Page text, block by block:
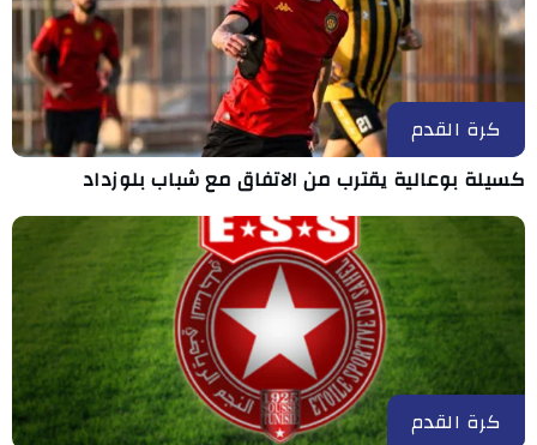
كرة القدم
كسيلة بوعالية يقترب من الاتفاق مع شباب بلوزداد
كرة القدم